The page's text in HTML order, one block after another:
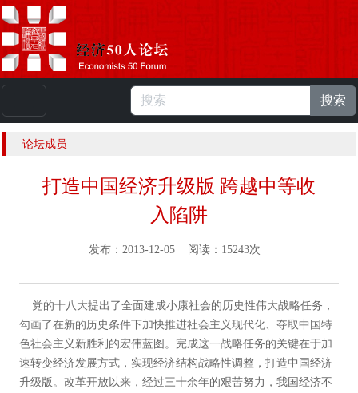
人 |English
搜索
论坛成员
打造中国经济升级版 跨越中等收
入陷阱
发布：2013-12-05 阅读：15243次
党的十八大提出了全面建成小康社会的历史性伟大战略任务，
勾画了在新的历史条件下加快推进社会主义现代化、夺取中国特
色社会主义新胜利的宏伟蓝图。完成这一战略任务的关键在于加
速转变经济发展方式，实现经济结构战略性调整，打造中国经济
升级版。改革开放以来，经过三十余年的艰苦努力，我国经济不